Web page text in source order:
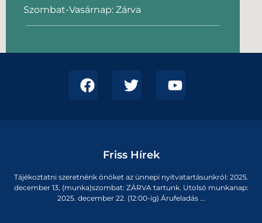
Szombat-Vasárnap: Zárva
Friss Hírek
Tájékoztatni szeretnénk önöket az ünnepi nyitvatartásunkról: 2025.
december 13, (munka)szombat: ZÁRVA tartunk. Utolsó munkanap:
2025. december 22. (12:00-ig) Árufeladás ...